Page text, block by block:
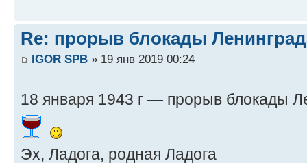
Re: прорыв блокады
IGOR SPB » 19 янв 2019 00:24
18 января 1943 г — прорыв блокады
Эх, Ладога, родная Ладога